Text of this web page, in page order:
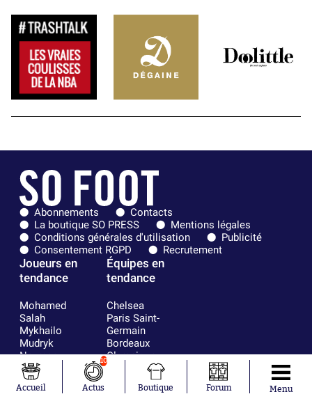
Abonnements
Contacts
La boutique SO PRESS
Mentions légales
Conditions générales d'utilisation
Publicité
Consentement RGPD
Recrutement
Joueurs en
tendance
Mohamed
Salah
Mykhailo
Mudryk
Neymar
Khalis Merah
Loïs Openda
Moussa
Équipes en
tendance
Chelsea
Paris Saint-
Germain
Bordeaux
Olympique
lyonnais
Real Madrid
Accueil
10
Actus Boutique Forum Menu